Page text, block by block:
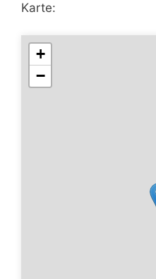
Karte:
+
−